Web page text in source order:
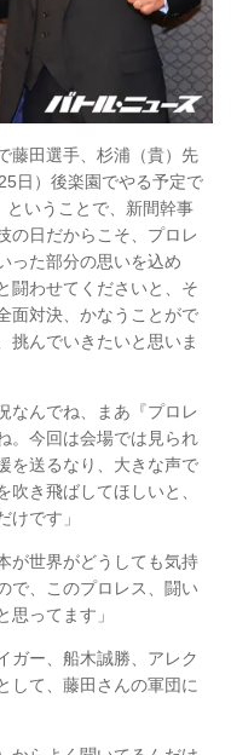
藤田選手、杉浦（貴）先
日）後楽園でやる予定で
ということで、新間幹事
の日だからこそ、プロレ
った部分の思いを込め
闘わせてくださいと、そ
面対決、かなうことがで
挑んでいきたいと思いま
なんでね、まあ『プロレ
。今回は会場では見られ
を送るなり、大きな声で
き飛ばしてほしいと、
けです」
が世界がどうしても気持
で、このプロレス、闘い
思ってます」
ガー、船木誠勝、アレク
して、藤田さんの軍団に